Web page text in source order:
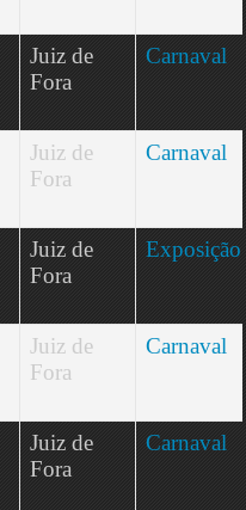
Juiz de
Fora
Carnaval
Juiz de
Fora
Carnaval
Juiz de
Fora
Exposição
Juiz de
Fora
Carnaval
Juiz de
Fora
Carnaval